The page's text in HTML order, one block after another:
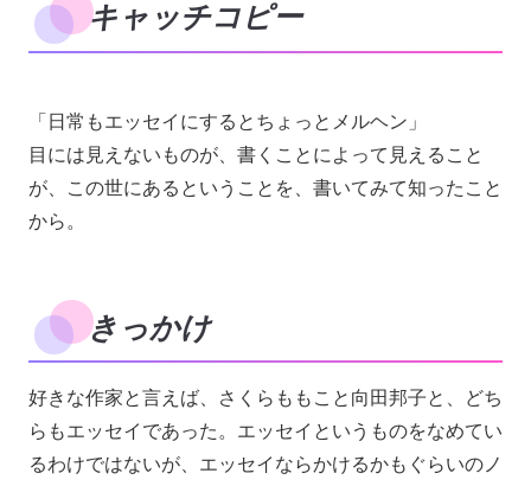
キャッチコピー
「日常もエッセイにするとちょっとメルヘン」
目には見えないものが、書くことによって見えること
が、この世にあるということを、書いてみて知ったこと
から。
きっかけ
好きな作家と言えば、さくらももこと向田邦子と、どち
らもエッセイであった。エッセイというものをなめてい
るわけではないが、エッセイならかけるかもぐらいのノ